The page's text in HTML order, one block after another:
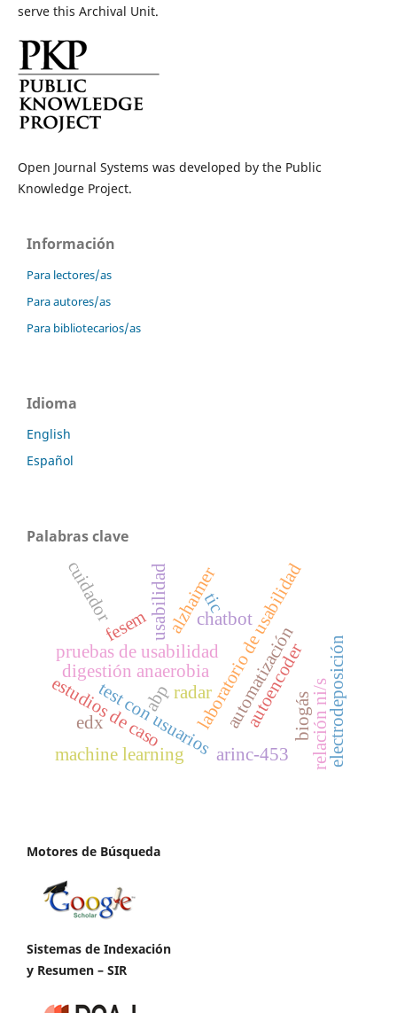
serve this Archival Unit.
Open Journal Systems was developed by the Public
Knowledge Project.
Información
Para lectores/as
Para autores/as
Para bibliotecarios/as
Idioma
English
Español
Palabras clave
laboratorio de usabilidad
pruebas de usabilidad
test con usuarios
usabilidad
digestión anaerobia automatizaciónbiogás
autoencoder
machine learning
abp
estudios de caso electrodeposición
fesem
edx relación ni/s
chatbot
alzhaimer
cuidador tic
radar
arinc-453
Motores de Búsqueda
Sistemas de Indexación
y Resumen – SIR